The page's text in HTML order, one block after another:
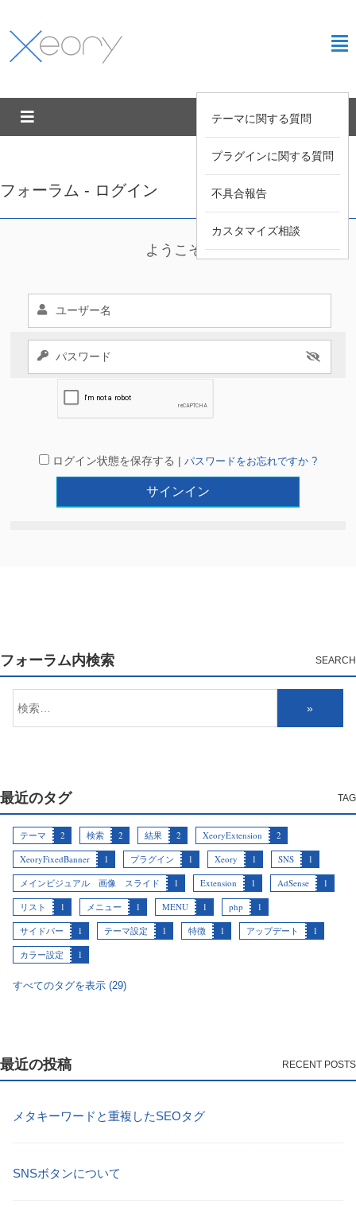
テーマに関する質問
プラグインに関する質問
不具合報告
カスタマイズ相談
フォーラム - ログイン
ようこそ !
ログイン状態を保存する | パスワードをお忘れですか ?
フォーラム内検索
最近のタグ
テーマ 2 検索 2 結果 2 XeoryExtension
2
XeoryFixedBanner
1 プラグイン 1 Xeory 1 SNS
1
メインビジュアル 画像 スライド
1 Extension 1 AdSense
1
リスト
1 メニュー 1 MENU 1 php
1
サイドバー
1 テーマ設定 1 特徴 1 アップデート
1
カラー設定
1
すべてのタグを表示 (29)
最近の投稿
メタキーワードと重複したSEOタグ
SNSボタンについて